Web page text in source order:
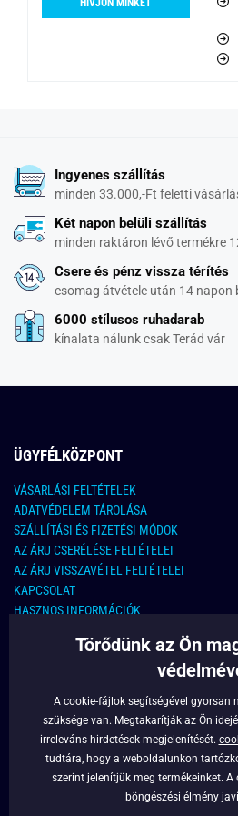
Ingyenes szállítás
minden 33.000,-Ft feletti
Két napon belüli szállítás
minden raktáron lévő termékre
Csere és pénz vissza térítés
csomag átvétele után 14 napon
6000 stílusos ruhadarab
kínalata nálunk csak Terád vár
ÜGYFÉLKÖZPONT
VÁSARLÁSI FELTÉTELEK
ADATVÉDELEM TÁROLÁSA
SZÁLLÍTÁSI ÉS FIZETÉSI MÓDOK
AZ ÁRU CSERÉLÉSE FELTÉTELEI
AZ ÁRU VISSZAVÉTEL FELTÉTELEI
KAPCSOLAT
HASZNOS INFORMÁCIÓK
KAPCSOLAT
info@legyferfi.hu
FONTOS INFORMÁCIÓK
RÓLUNK
Törődünk az Ön
A cookie-fájlok segítségével gyorsan
szüksége van. Megtakarítják az Ön
irreleváns hirdetések megjelenítését.
tudtára, hogy a weboldalunkon
szerint jelenítjük meg termékeinket. A
böngészési élmény